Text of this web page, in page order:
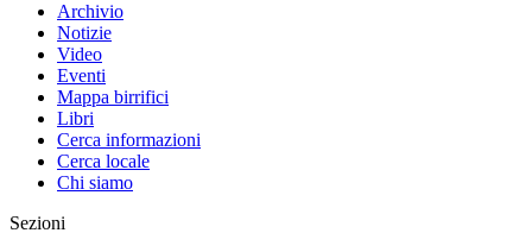
Archivio
Notizie
Video
Eventi
Mappa birrifici
Libri
Cerca informazioni
Cerca locale
Chi siamo
Sezioni